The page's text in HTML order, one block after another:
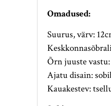
Omadused:
Suurus, värv:
Õrn juuste
Ajatu disain:
Kauakestev: